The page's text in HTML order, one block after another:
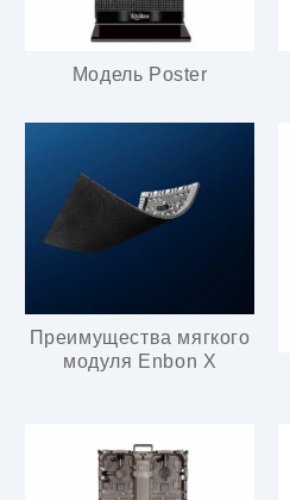
Модель Poster
Преимущества мягкого
модуля Enbon X